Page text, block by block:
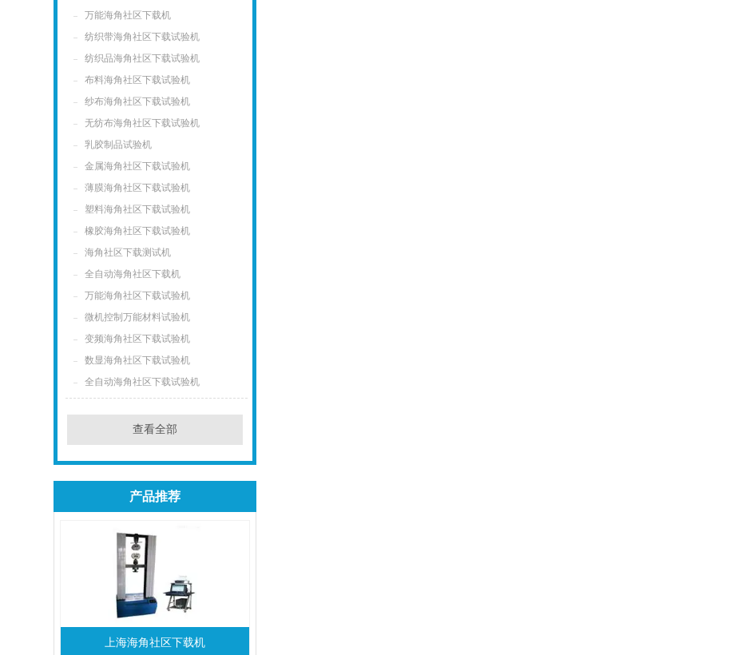
万能海角社区下载机
纺织带海角社区下载试验机
纺织品海角社区下载试验机
布料海角社区下载试验机
纱布海角社区下载试验机
无纺布海角社区下载试验机
乳胶制品试验机
金属海角社区下载试验机
薄膜海角社区下载试验机
塑料海角社区下载试验机
橡胶海角社区下载试验机
海角社区下载测试机
全自动海角社区下载机
万能海角社区下载试验机
微机控制万能材料试验机
变频海角社区下载试验机
数显海角社区下载试验机
全自动海角社区下载试验机
查看全部
产品推荐
上海海角社区下载机